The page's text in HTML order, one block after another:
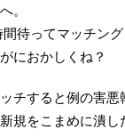
。
待ってマッチング
におかしくね？
チすると例の害悪
規をこまめに潰